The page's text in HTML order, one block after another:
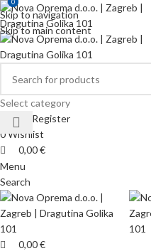
Skip to navigation
Skip to main content
Select category
Login / Register
0 Wishlist
0
0,00€
Menu
Search
0
0,00€